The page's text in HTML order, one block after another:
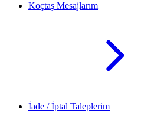
Koçtaş Mesajlarım
İade / İptal Taleplerim